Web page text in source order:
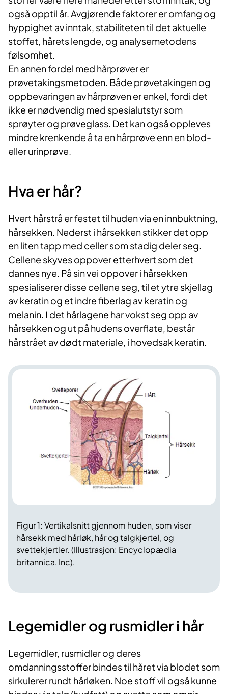
også opptil år. Avgjørende faktorer er omfang og
hyppighet av inntak, stabiliteten til det aktuelle
stoffet, hårets lengde, og analysemetodens
følsomhet.
En annen fordel med hårprøver er
prøvetakingsmetoden. Både prøvetakingen og
oppbevaringen av hårprøven er enkel, fordi det
ikke er nødvendig med spesialutstyr som
sprøyter og prøveglass. Det kan også oppleves
mindre krenkende å ta en hårprøve enn en blod-
eller urinprøve.
Hva er hår?
Hvert hårstrå er festet til huden via en innbuktning,
hårsekken. Nederst i hårsekken stikker det opp
en liten tapp med celler som stadig deler seg.
Cellene skyves oppover etterhvert som det
dannes nye. På sin vei oppover i hårsekken
spesialiserer disse cellene seg, til et ytre skjellag
av keratin og et indre fiberlag av keratin og
melanin. I det hårlagene har vokst seg opp av
hårsekken og ut på hudens overflate, består
hårstrået av dødt materiale, i hovedsak keratin.
Figur 1: Vertikalsnitt gjennom huden, som viser
hårsekk med hårløk, hår og talgkjertel, og
svettekjertler. (Illustrasjon: Encyclopædia
britannica, Inc).
Legemidler og rusmidler i hår
Legemidler, rusmidler og deres
omdanningsstoffer bindes til håret via blodet som
sirkulerer rundt hårløken. Noe stoff vil også kunne